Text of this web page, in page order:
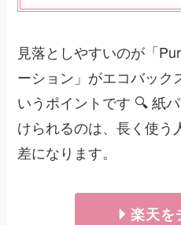
見落としやすいのが「
ーション」がエコバック
いうポイントです 🔍 紙
けられるのは、長く使う
差になります。
楽天を